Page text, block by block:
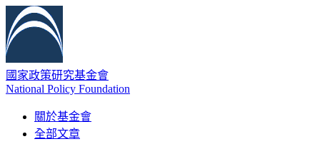
國家政策研究基金會
National Policy Foundation
關於基金會
全部文章